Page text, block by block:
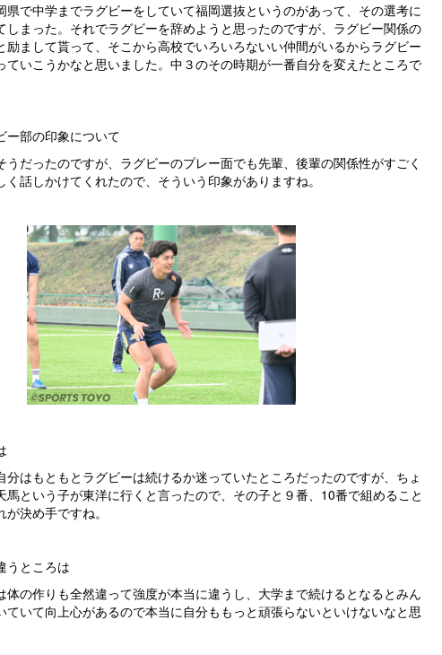
県で中学までラグビーをしていて福岡選抜というのがあって、その選考に
しまった。それでラグビーを辞めようと思ったのですが、ラグビー関係の
励まして貰って、そこから高校でいろいろないい仲間がいるからラグビー
ていこうかなと思いました。中３のその時期が一番自分を変えたところで
ー部の印象について
うだったのですが、ラグビーのプレー面でも先輩、後輩の関係性がすごく
く話しかけてくれたので、そういう印象がありますね。
分はもともとラグビーは続けるか迷っていたところだったのですが、ちょ
馬という子が東洋に行くと言ったので、その子と９番、10番で組めること
決め手ですね。
うところは
体の作りも全然違って強度が本当に違うし、大学まで続けるとなるとみん
ていて向上心があるので本当に自分ももっと頑張らないといけないなと思